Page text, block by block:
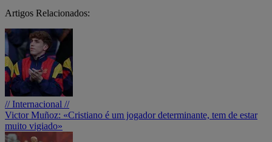
Artigos Relacionados:
// Internacional //
Victor Muñoz: «Cristiano é um jogador determinante, tem de estar
muito vigiado»